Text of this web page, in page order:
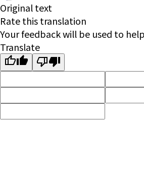
Original text
Rate this translation
Your feedback will be used to
Translate